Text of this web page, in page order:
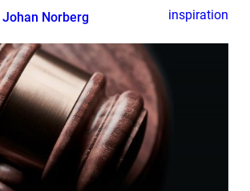
Johan Norberg inspiration